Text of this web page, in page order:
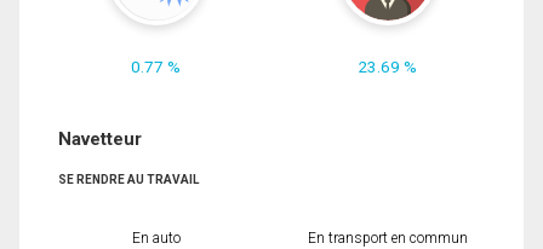
0.77 % 23.69 %
Navetteur
SE RENDRE AU TRAVAIL
En auto En transport en commun